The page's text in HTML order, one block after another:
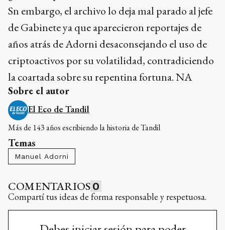
Sn embargo, el archivo lo deja mal parado al jefe
de Gabinete ya que aparecieron reportajes de
años atrás de Adorni desaconsejando el uso de
criptoactivos por su volatilidad, contradiciendo
la coartada sobre su repentina fortuna. NA
Sobre el autor
El Eco de Tandil
Más de 143 años escribiendo la historia de Tandil
Temas
Manuel Adorni
COMENTARIOS 0
Compartí tus ideas de forma responsable y respetuosa.